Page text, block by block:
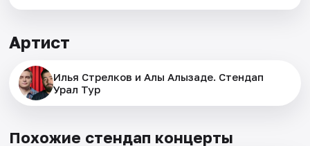
Артист
Илья Стрелков и Алы Алызаде. Стендап
Урал Тур
Похожие стендап концерты